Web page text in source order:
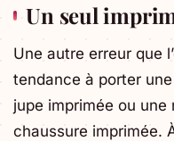
Un seul
Une autre erreur que
tendance à porter
jupe imprimée ou
chaussure imprimée.